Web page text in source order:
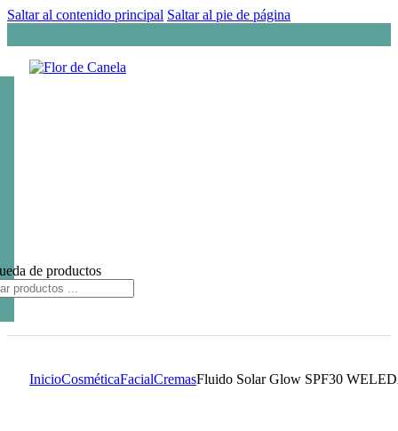
Saltar al contenido principal Saltar al pie de página
de productos
InicioCosméticaFacialCremasFluido Solar Glow SPF30